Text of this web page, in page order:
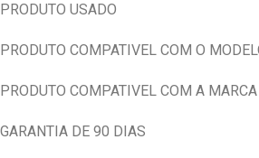
PRODUTO USADO
PRODUTO COMPATIVEL COM O
PRODUTO COMPATIVEL COM A
GARANTIA DE 90 DIAS